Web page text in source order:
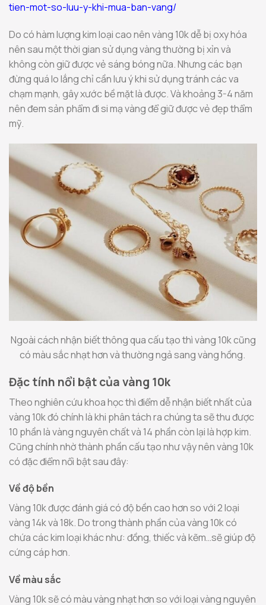
tien-mot-so-luu-y-khi-mua-ban-vang/
Do có hàm lượng kim loại cao nên vàng 10k dễ bị oxy hóa
nên sau một thời gian sử dụng vàng thường bị xỉn và
không còn giữ được vẻ sáng bóng nữa. Nhưng các bạn
đừng quá lo lắng chỉ cần lưu ý khi sử dụng tránh các va
chạm mạnh, gây xước bề mặt là được. Và khoảng 3-4 năm
nên đem sản phẩm đi si mạ vàng để giữ được vẻ đẹp thẩm
mỹ.
Ngoài cách nhận biết thông qua cấu tạo thì vàng 10k cũng
có màu sắc nhạt hơn và thường ngả sang vàng hồng.
Đặc tính nổi bật của vàng 10k
Theo nghiên cứu khoa học thì điểm dễ nhận biết nhất của
vàng 10k đó chính là khi phân tách ra chúng ta sẽ thu được
10 phần là vàng nguyên chất và 14 phần còn lại là hợp kim.
Cũng chính nhờ thành phần cấu tạo như vậy nên vàng 10k
có đặc điểm nổi bật sau đây:
Về độ bền
Vàng 10k được đánh giá có độ bền cao hơn so với 2 loại
vàng 14k và 18k. Do trong thành phần của vàng 10k có
chứa các kim loại khác như: đồng, thiếc và kẽm…sẽ giúp độ
cứng cáp hơn.
Về màu sắc
Vàng 10k sẽ có màu vàng nhạt hơn so với loại vàng nguyên